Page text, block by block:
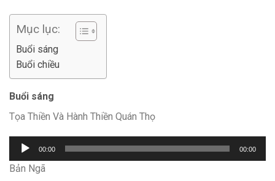
Mục lục:
Buổi sáng
Buổi chiều
Buổi sáng
Tọa Thiền Và Hành Thiền Quán Thọ
Trình
chơi
Audio
00:00 00:00
Bản Ngã